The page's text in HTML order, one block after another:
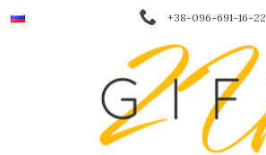
+38-096-691-16-22